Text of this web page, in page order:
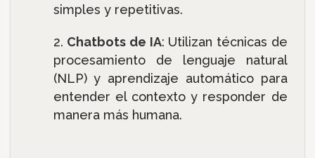
simples y repetitivas.
Chatbots de IA: Utilizan técnicas de
procesamiento de lenguaje natural
(NLP) y aprendizaje automático para
entender el contexto y responder de
manera más humana.